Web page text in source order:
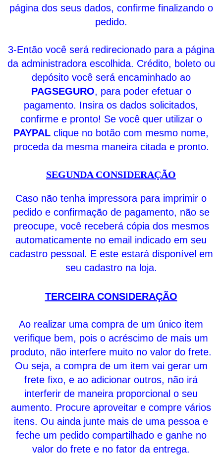
página dos seus dados, confirme finalizando o
pedido.
3-Então você será redirecionado para a página
da administradora escolhida. Crédito, boleto ou
depósito você será encaminhado ao
PAGSEGURO, para poder efetuar o
pagamento. Insira os dados solicitados,
confirme e pronto! Se você quer utilizar o
PAYPAL clique no botão com mesmo nome,
proceda da mesma maneira citada e pronto.
SEGUNDA CONSIDERAÇÃO
Caso não tenha impressora para imprimir o
pedido e confirmação de pagamento, não se
preocupe, você receberá cópia dos mesmos
automaticamente no email indicado em seu
cadastro pessoal. E este estará disponível em
seu cadastro na loja.
TERCEIRA CONSIDERAÇÃO
Ao realizar uma compra de um único item
verifique bem, pois o acréscimo de mais um
produto, não interfere muito no valor do frete.
Ou seja, a compra de um item vai gerar um
frete fixo, e ao adicionar outros, não irá
interferir de maneira proporcional o seu
aumento. Procure aproveitar e compre vários
itens. Ou ainda junte mais de uma pessoa e
feche um pedido compartilhado e ganhe no
valor do frete e no fator da entrega.